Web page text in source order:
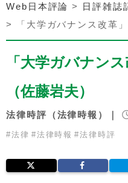
Web日本評論 > 日評雑誌
>
「大学ガバナンス改革
「大学ガバナン
（佐藤岩夫）
法律時評（法律時報）｜
#法律 #法律時報 #法律時評